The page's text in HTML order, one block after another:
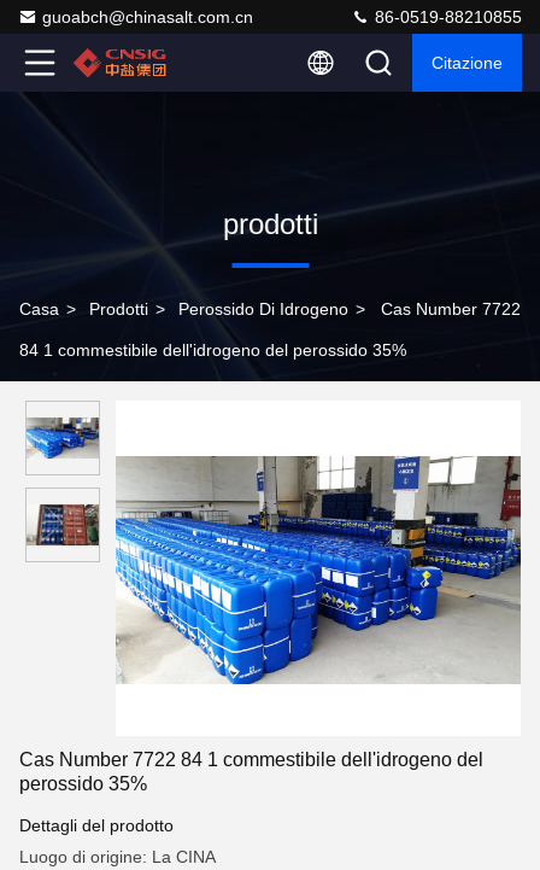
guoabch@chinasalt.com.cn 86-0519-88210855
Citazione
prodotti
Casa > Prodotti > Perossido Di Idrogeno > Cas Number 7722
84 1 commestibile dell'idrogeno del perossido 35%
Cas Number 7722 84 1 commestibile dell'idrogeno del
perossido 35%
Dettagli del prodotto
Luogo di origine: La CINA